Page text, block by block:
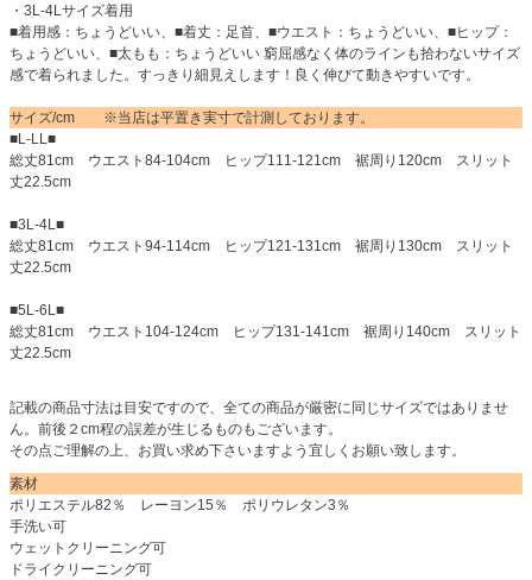
・3L-4Lサイズ着用
■着用感：ちょうどいい、■着丈：足首、■ウエスト：ちょうどいい、■ヒップ：
ちょうどいい、■太もも：ちょうどいい 窮屈感なく体のラインも拾わないサイズ
感で着られました。すっきり細見えします！良く伸びて動きやすいです。
サイズ/cm ※当店は平置き実寸で計測しております。
■L-LL■
総丈81cm ウエスト84-104cm ヒップ111-121cm 裾周り120cm スリット
丈22.5cm
■3L-4L■
総丈81cm ウエスト94-114cm ヒップ121-131cm 裾周り130cm スリット
丈22.5cm
■5L-6L■
総丈81cm ウエスト104-124cm ヒップ131-141cm 裾周り140cm スリット
丈22.5cm
記載の商品寸法は目安ですので、全ての商品が厳密に同じサイズではありませ
ん。前後２cm程の誤差が生じるものもございます。
その点ご理解の上、お買い求め下さいますよう宜しくお願い致します。
素材
ポリエステル82％ レーヨン15％ ポリウレタン3％
手洗い可
ウェットクリーニング可
ドライクリーニング可